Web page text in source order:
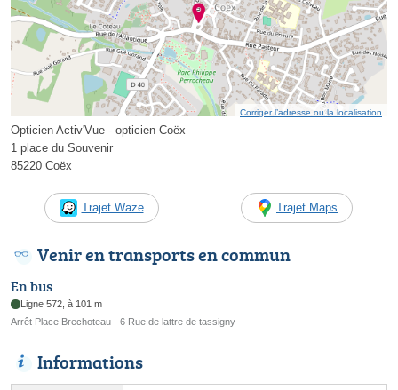
Corriger l’adresse ou la localisation
Opticien Activ'Vue - opticien Coëx
1 place du Souvenir
85220 Coëx
Trajet Waze Trajet Maps
Venir en transports en commun
En bus
Ligne 572, à 101 m
Arrêt Place Brechoteau - 6 Rue de lattre de tassigny
Informations